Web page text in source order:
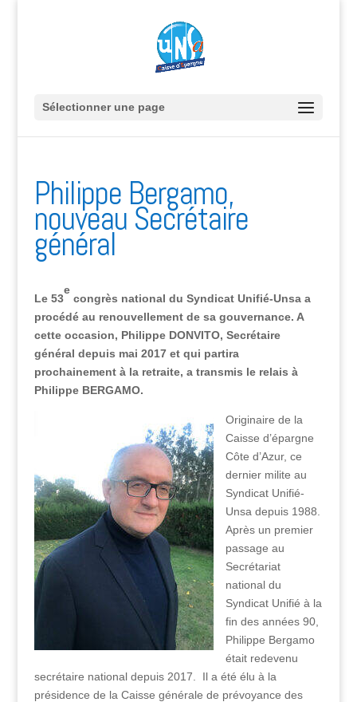
Sélectionner une page
Philippe Bergamo,
nouveau Secrétaire
général
Le 53
e
congrès national du Syndicat Unifié-Unsa a
procédé au renouvellement de sa gouvernance. A
cette occasion, Philippe DONVITO, Secrétaire
général depuis mai 2017 et qui partira
prochainement à la retraite, a transmis le relais à
Philippe BERGAMO.
Originaire de la
Caisse d’épargne
Côte d’Azur, ce
dernier milite au
Syndicat Unifié-
Unsa depuis 1988.
Après un premier
passage au
Secrétariat
national du
Syndicat Unifié à la
fin des années 90,
Philippe Bergamo
était redevenu
secrétaire national depuis 2017. Il a été élu à la
présidence de la Caisse générale de prévoyance des